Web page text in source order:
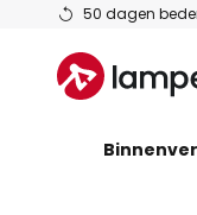
50 dagen
Ga
de
inhoud